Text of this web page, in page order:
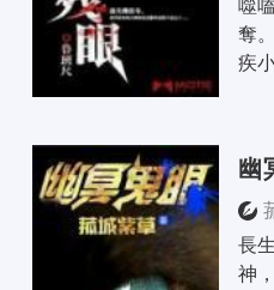
噬
奪
疾
幽
長
神